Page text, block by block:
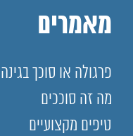
מאמרים
פרגולה או סוכך בגינה
מה זה סוככים
טיפים מקצועיים